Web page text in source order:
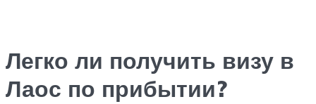
Легко ли получить визу в
Лаос по прибытии?